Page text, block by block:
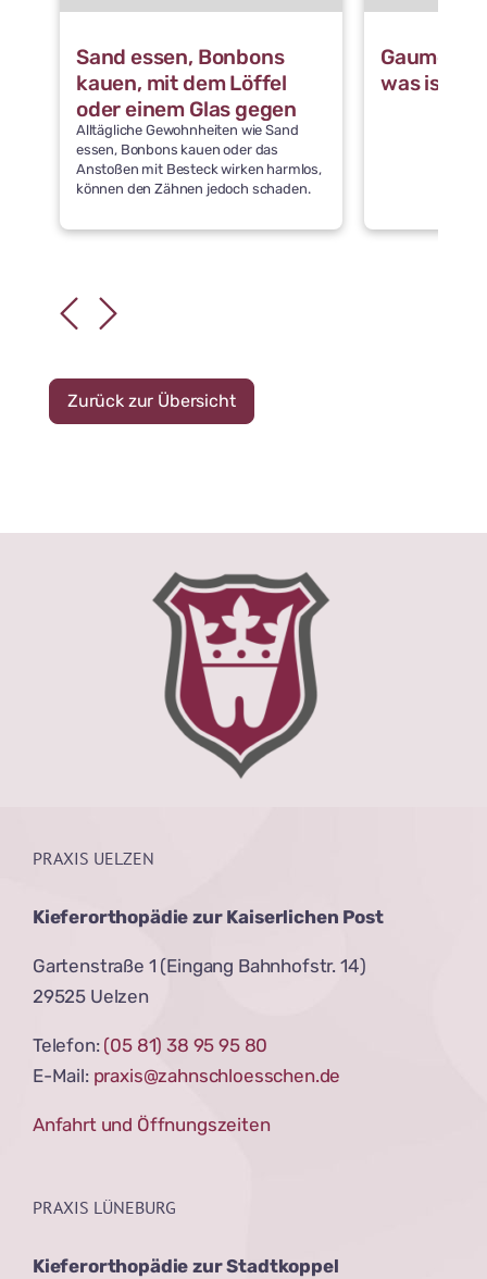
Sand essen, Bonbons
kauen, mit dem Löffel
oder einem Glas gegen
die Zähne stoßen: Was
schädigt die Zähne
Alltägliche Gewohnheiten wie Sand
essen, Bonbons kauen oder das
Anstoßen mit Besteck wirken harmlos,
können den Zähnen jedoch schaden.
was ist
Zurück zur Übersicht
PRAXIS UELZEN
Kieferorthopädie zur Kaiserlichen Post
Gartenstraße 1 (Eingang Bahnhofstr. 14)
29525 Uelzen
Telefon: (05 81) 38 95 95 80
E-Mail: praxis@zahnschloesschen.de
Anfahrt und Öffnungszeiten
PRAXIS LÜNEBURG
Kieferorthopädie zur Stadtkoppel